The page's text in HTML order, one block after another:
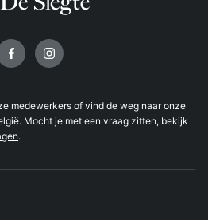
medewerkers of vind de weg naar onze
Mocht je met een vraag zitten, bekijk
.